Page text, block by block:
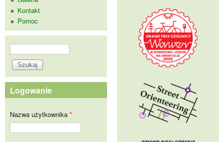
Kontakt
Pomoc
Formularz wyszukiwania
Szukaj
Logowanie
Nazwa użytkownika *